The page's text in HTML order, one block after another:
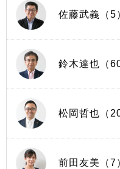
佐藤武義（5
鈴木達也（60
松岡哲也（20
前田友美（7